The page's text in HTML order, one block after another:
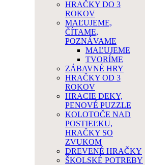
HRAČKY DO 3
ROKOV
MAĽUJEME,
ČÍTAME,
POZNÁVAME
MAĽUJEME
TVORÍME
ZÁBAVNÉ HRY
HRAČKY OD 3
ROKOV
HRACIE DEKY,
PENOVÉ PUZZLE
KOLOTOČE NAD
POSTIEĽKU,
HRAČKY SO
ZVUKOM
DREVENÉ HRAČKY
ŠKOLSKÉ POTREBY